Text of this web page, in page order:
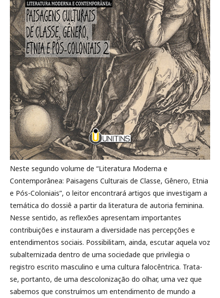
Neste segundo volume de “Literatura Moderna e
Contemporânea: Paisagens Culturais de Classe, Gênero, Etnia
e Pós-Coloniais”, o leitor encontrará artigos que investigam a
temática do dossiê a partir da literatura de autoria feminina.
Nesse sentido, as reflexões apresentam importantes
contribuições e instauram a diversidade nas percepções e
entendimentos sociais. Possibilitam, ainda, escutar aquela voz
subalternizada dentro de uma sociedade que privilegia o
registro escrito masculino e uma cultura falocêntrica. Trata-
se, portanto, de uma descolonização do olhar, uma vez que
sabemos que construímos um entendimento de mundo a